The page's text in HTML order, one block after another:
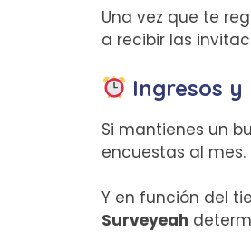
Una vez que te
a recibir las
Ingresos
Si mantienes un
encuestas al mes.
Y en función del
Surveyeah